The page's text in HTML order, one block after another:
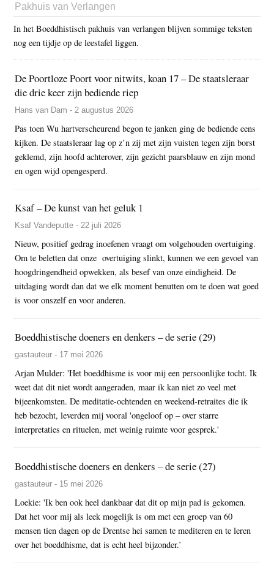
Pakhuis van Verlangen
In het Boeddhistisch pakhuis van verlangen blijven sommige teksten
nog een tijdje op de leestafel liggen.
De Poortloze Poort voor nitwits, koan 17 – De staatsleraar
die drie keer zijn bediende riep
Hans van Dam - 2 augustus 2026
Pas toen Wu hartverscheurend begon te janken ging de bediende eens
kijken. De staatsleraar lag op z’n zij met zijn vuisten tegen zijn borst
geklemd, zijn hoofd achterover, zijn gezicht paarsblauw en zijn mond
en ogen wijd opengesperd.
Ksaf – De kunst van het geluk 1
Ksaf Vandeputte - 22 juli 2026
Nieuw, positief gedrag inoefenen vraagt om volgehouden overtuiging.
Om te beletten dat onze overtuiging slinkt, kunnen we een gevoel van
hoogdringendheid opwekken, als besef van onze eindigheid. De
uitdaging wordt dan dat we elk moment benutten om te doen wat goed
is voor onszelf en voor anderen.
Boeddhistische doeners en denkers – de serie (29)
gastauteur - 17 mei 2026
Arjan Mulder: 'Het boeddhisme is voor mij een persoonlijke tocht. Ik
weet dat dit niet wordt aangeraden, maar ik kan niet zo veel met
bijeenkomsten. De meditatie-ochtenden en weekend-retraites die ik
heb bezocht, leverden mij vooral 'ongeloof op – over starre
interpretaties en rituelen, met weinig ruimte voor gesprek.'
Boeddhistische doeners en denkers – de serie (27)
gastauteur - 15 mei 2026
Loekie: 'Ik ben ook heel dankbaar dat dit op mijn pad is gekomen.
Dat het voor mij als leek mogelijk is om met een groep van 60
mensen tien dagen op de Drentse hei samen te mediteren en te leren
over het boeddhisme, dat is echt heel bijzonder.’